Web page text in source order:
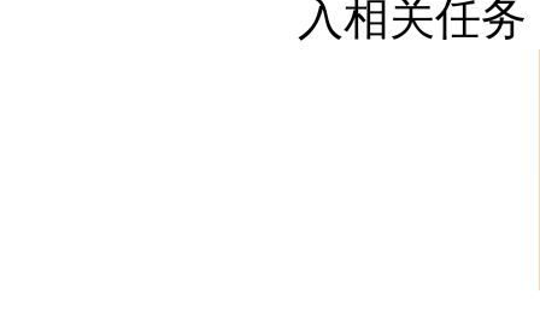
入相关任务